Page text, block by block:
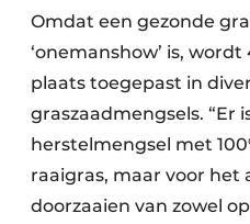
Omdat een gezonde
‘onemanshow’ is,
plaats toegepast in
graszaadmengsels. “Er
herstelmengsel met
raaigras, maar voor het
doorzaaien van zowel